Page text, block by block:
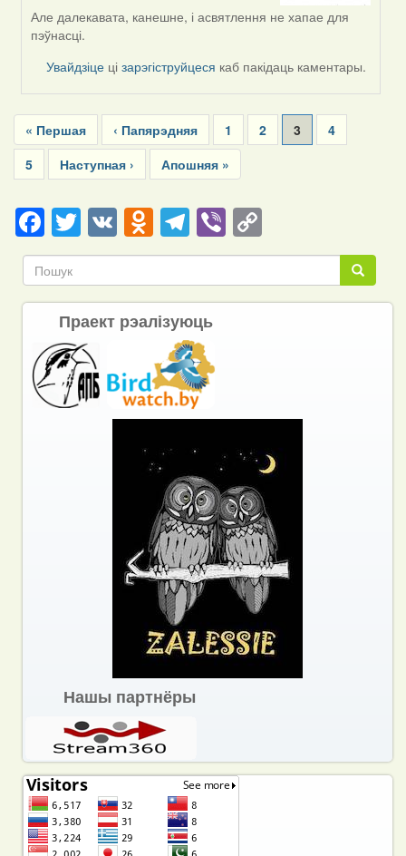
by
RobinZone
Але далекавата, канешне, і асвятлення не хапае для
пэўнасці.
Увайдзіце цізарэгіструйцеся каб пакідаць каментары.
Pagination
First
page
« Першая
Previous
page
‹ Папярэдняя Page
1 Page
2
Current
page
3 Page
4
Page
5
Next
page
Наступная ›
Last
page
Апошняя »
Facebook
Twitter
VKOdnoklassniki
Telegram
ViberCopy
Link Пошук
Пошук
Праект рэалізуюць
Нашы партнёры